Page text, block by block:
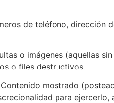
de teléfono, dirección
o imágenes (aquellas
o files destructivos.
mostrado
para ejercerlo,